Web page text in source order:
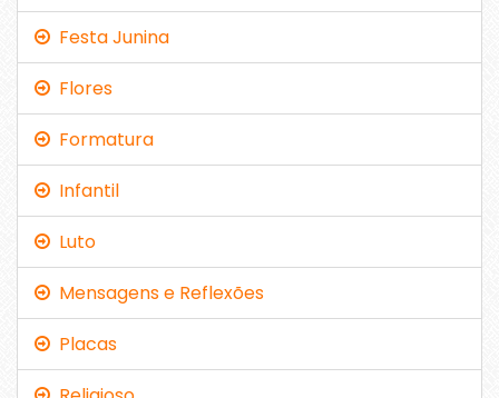
Festa Junina
Flores
Formatura
Infantil
Luto
Mensagens e Reflexões
Placas